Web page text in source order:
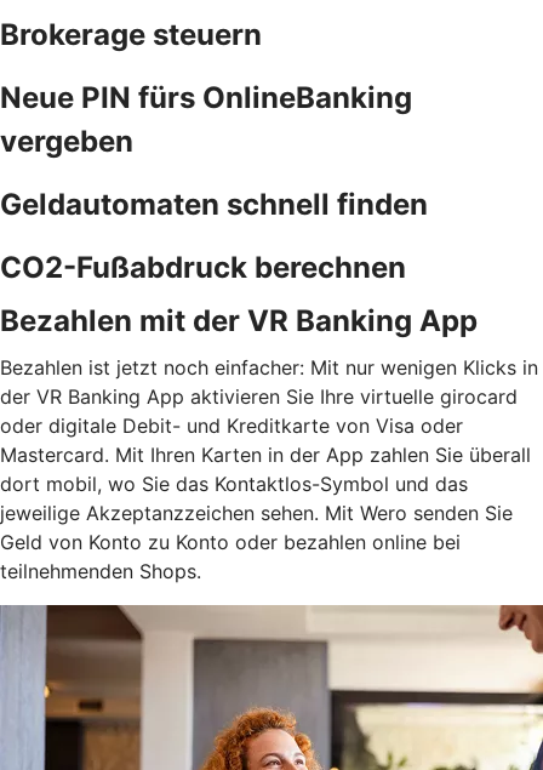
Brokerage steuern
Neue PIN fürs OnlineBanking
vergeben
Geldautomaten schnell finden
CO2-Fußabdruck berechnen
Bezahlen mit der VR Banking App
Bezahlen ist jetzt noch einfacher: Mit nur wenigen Klicks in
der VR Banking App aktivieren Sie Ihre virtuelle girocard
oder digitale Debit- und Kreditkarte von Visa oder
Mastercard. Mit Ihren Karten in der App zahlen Sie überall
dort mobil, wo Sie das Kontaktlos-Symbol und das
jeweilige Akzeptanzzeichen sehen. Mit Wero senden Sie
Geld von Konto zu Konto oder bezahlen online bei
teilnehmenden Shops.